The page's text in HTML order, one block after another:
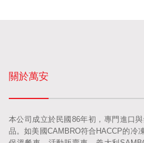
關於萬安
本公司成立於民國86年初，專門進口
品。如美國CAMBRO符合HACCP的冷